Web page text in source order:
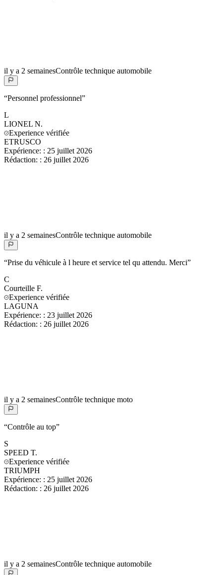
il y a 2 semainesContrôle technique automobile
“Personnel professionnel”
L
LIONEL N.
Experience vérifiée
ETRUSCO
Expérience: : 25 juillet 2026
Rédaction: : 26 juillet 2026
il y a 2 semainesContrôle technique automobile
“Prise du véhicule à l heure et service tel qu attendu. Merci”
C
Courteille F.
Experience vérifiée
LAGUNA
Expérience: : 23 juillet 2026
Rédaction: : 26 juillet 2026
il y a 2 semainesContrôle technique moto
“Contrôle au top”
S
SPEED T.
Experience vérifiée
TRIUMPH
Expérience: : 25 juillet 2026
Rédaction: : 26 juillet 2026
il y a 2 semainesContrôle technique automobile